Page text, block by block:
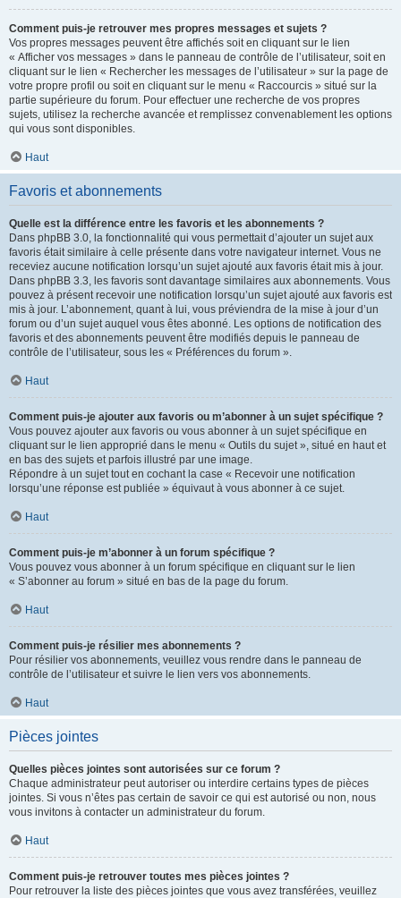
Comment puis-je retrouver mes propres messages et sujets ?
Vos propres messages peuvent être affichés soit en cliquant sur le lien
« Afficher vos messages » dans le panneau de contrôle de l’utilisateur, soit en
cliquant sur le lien « Rechercher les messages de l’utilisateur » sur la page de
votre propre profil ou soit en cliquant sur le menu « Raccourcis » situé sur la
partie supérieure du forum. Pour effectuer une recherche de vos propres
sujets, utilisez la recherche avancée et remplissez convenablement les options
qui vous sont disponibles.
Haut
Favoris et abonnements
Quelle est la différence entre les favoris et les abonnements ?
Dans phpBB 3.0, la fonctionnalité qui vous permettait d’ajouter un sujet aux
favoris était similaire à celle présente dans votre navigateur internet. Vous ne
receviez aucune notification lorsqu’un sujet ajouté aux favoris était mis à jour.
Dans phpBB 3.3, les favoris sont davantage similaires aux abonnements. Vous
pouvez à présent recevoir une notification lorsqu’un sujet ajouté aux favoris est
mis à jour. L’abonnement, quant à lui, vous préviendra de la mise à jour d’un
forum ou d’un sujet auquel vous êtes abonné. Les options de notification des
favoris et des abonnements peuvent être modifiés depuis le panneau de
contrôle de l’utilisateur, sous les « Préférences du forum ».
Haut
Comment puis-je ajouter aux favoris ou m’abonner à un sujet spécifique ?
Vous pouvez ajouter aux favoris ou vous abonner à un sujet spécifique en
cliquant sur le lien approprié dans le menu « Outils du sujet », situé en haut et
en bas des sujets et parfois illustré par une image.
Répondre à un sujet tout en cochant la case « Recevoir une notification
lorsqu’une réponse est publiée » équivaut à vous abonner à ce sujet.
Haut
Comment puis-je m’abonner à un forum spécifique ?
Vous pouvez vous abonner à un forum spécifique en cliquant sur le lien
« S’abonner au forum » situé en bas de la page du forum.
Haut
Comment puis-je résilier mes abonnements ?
Pour résilier vos abonnements, veuillez vous rendre dans le panneau de
contrôle de l’utilisateur et suivre le lien vers vos abonnements.
Haut
Pièces jointes
Quelles pièces jointes sont autorisées sur ce forum ?
Chaque administrateur peut autoriser ou interdire certains types de pièces
jointes. Si vous n’êtes pas certain de savoir ce qui est autorisé ou non, nous
vous invitons à contacter un administrateur du forum.
Haut
Comment puis-je retrouver toutes mes pièces jointes ?
Pour retrouver la liste des pièces jointes que vous avez transférées, veuillez